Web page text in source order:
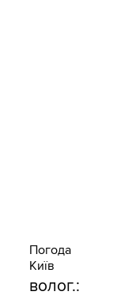
Погода
Київ
волог.: